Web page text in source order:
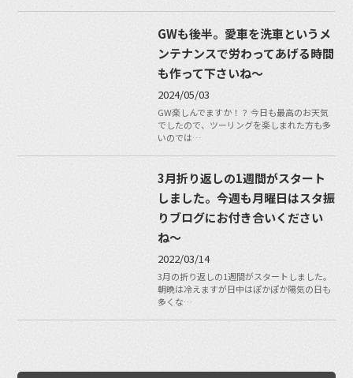
GWも後半。愛車を洗車というメ
ンテナンスで労わってあげる時間
も作って下さいね〜
2024/05/03
GW楽しんでますか！？ 今日も最高のお天気
でしたので、ツーリングを楽しまれた方も多
いのでは…
3月折り返しの1週間がスタート
しました。今週も月曜日はスタ振
りブログにお付き合いください
ね〜
2022/03/14
3月の折り返しの1週間がスタートしました。
朝晩は冷えますが日中はぽかぽか陽気の日も
多くな…